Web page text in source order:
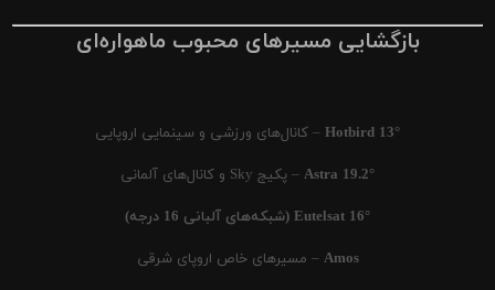
بازگشایی مسیرهای محبوب ماهواره‌ای
Hotbird 13° – کانال‌های ورزشی و سینمایی اروپایی
Astra 19.2° – پکیج Sky و کانال‌های آلمانی
Eutelsat 16° (شبکه‌های آلبانی 16 درجه)
Amos – مسیرهای خاص اروپای شرقی